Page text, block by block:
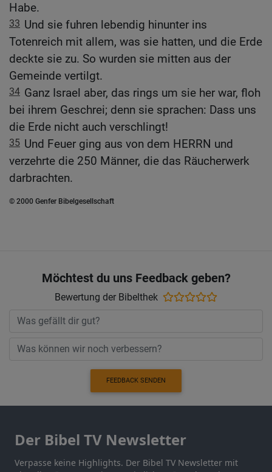
Habe.
33 Und sie fuhren lebendig hinunter ins
Totenreich mit allem, was sie hatten, und die Erde
deckte sie zu. So wurden sie mitten aus der
Gemeinde vertilgt.
34 Ganz Israel aber, das rings um sie her war, floh
bei ihrem Geschrei; denn sie sprachen: Dass uns
die Erde nicht auch verschlingt!
35 Und Feuer ging aus von dem HERRN und
verzehrte die 250 Männer, die das Räucherwerk
darbrachten.
© 2000 Genfer Bibelgesellschaft
Möchtest du uns Feedback geben?
Bewertung der Bibelthek
FEEDBACK SENDEN
Der Bibel TV Newsletter
Verpasse keine Highlights. Der Bibel TV Newsletter mit